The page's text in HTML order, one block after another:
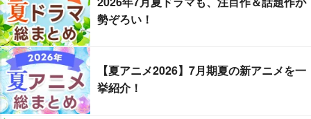
勢ぞろい！
【夏アニメ2026】7月期夏の新アニメを一
挙紹介！